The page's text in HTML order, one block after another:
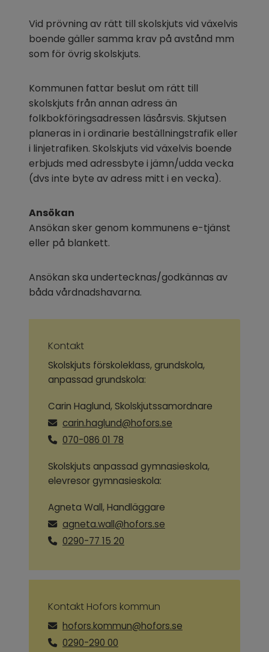
Vid prövning av rätt till skolskjuts vid växelvis
boende gäller samma krav på avstånd mm
som för övrig skolskjuts.
Kommunen fattar beslut om rätt till
skolskjuts från annan adress än
folkbokföringsadressen läsårsvis. Skjutsen
planeras in i ordinarie beställningstrafik eller
i linjetrafiken. Skolskjuts vid växelvis boende
erbjuds med adressbyte i jämn/udda vecka
(dvs inte byte av adress mitt i en vecka).
Ansökan
Ansökan sker genom kommunens e-tjänst
eller på blankett.
Ansökan ska undertecknas/godkännas av
båda vårdnadshavarna.
Kontakt
Skolskjuts förskoleklass, grundskola,
anpassad grundskola:
Carin Haglund, Skolskjutssamordnare
carin.haglund@hofors.se
070-086 01 78
Skolskjuts anpassad gymnasieskola,
elevresor gymnasieskola:
Agneta Wall, Handläggare
agneta.wall@hofors.se
0290-77 15 20
Kontakt Hofors kommun
hofors.kommun@hofors.se
0290-290 00